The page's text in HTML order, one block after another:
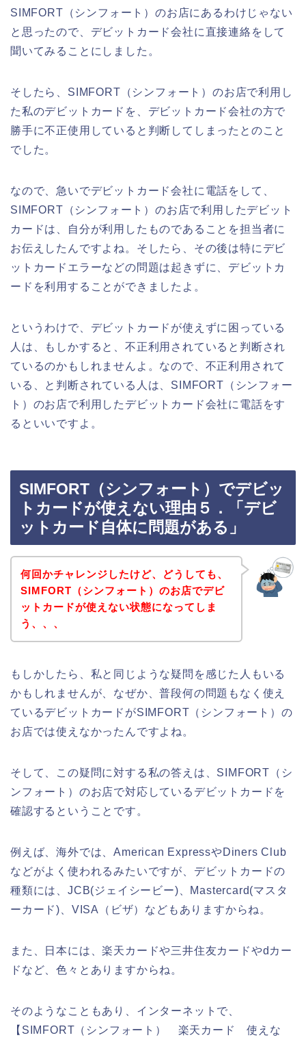
SIMFORT（シンフォート）のお店にあるわけじゃない
と思ったので、デビットカード会社に直接連絡をして
聞いてみることにしました。
そしたら、SIMFORT（シンフォート）のお店で利用し
た私のデビットカードを、デビットカード会社の方で
勝手に不正使用していると判断してしまったとのこと
でした。
なので、急いでデビットカード会社に電話をして、
SIMFORT（シンフォート）のお店で利用したデビット
カードは、自分が利用したものであることを担当者に
お伝えしたんですよね。そしたら、その後は特にデビ
ットカードエラーなどの問題は起きずに、デビットカ
ードを利用することができましたよ。
というわけで、デビットカードが使えずに困っている
人は、もしかすると、不正利用されていると判断され
ているのかもしれませんよ。なので、不正利用されて
いる、と判断されている人は、SIMFORT（シンフォー
ト）のお店で利用したデビットカード会社に電話をす
るといいですよ。
SIMFORT（シンフォート）でデビッ
トカードが使えない理由５．「デビ
ットカード自体に問題がある」
何回かチャレンジしたけど、どうしても、
SIMFORT（シンフォート）のお店でデビ
ットカードが使えない状態になってしま
う、、、
もしかしたら、私と同じような疑問を感じた人もいる
かもしれませんが、なぜか、普段何の問題もなく使え
ているデビットカードがSIMFORT（シンフォート）の
お店では使えなかったんですよね。
そして、この疑問に対する私の答えは、SIMFORT（シ
ンフォート）のお店で対応しているデビットカードを
確認するということです。
例えば、海外では、American ExpressやDiners Club
などがよく使われるみたいですが、デビットカードの
種類には、JCB(ジェイシービー)、Mastercard(マスタ
ーカード)、VISA（ビザ）などもありますからね。
また、日本には、楽天カードや三井住友カードやdカー
ドなど、色々とありますからね。
そのようなこともあり、インターネットで、
【SIMFORT（シンフォート） 楽天カード 使えな